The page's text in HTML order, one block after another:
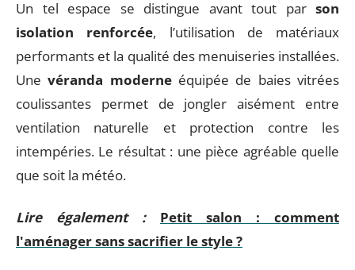
Un tel espace se distingue avant tout par son
isolation renforcée, l’utilisation de matériaux
performants et la qualité des menuiseries installées.
Unevéranda moderneéquipée de baies vitrées
coulissantes permet de jongler aisément entre
ventilation naturelle et protection contre les
intempéries. Le résultat : une pièce agréable quelle
que soit la météo.
Lire également :
Petit salon : comment
l'aménager sans sacrifier le style ?